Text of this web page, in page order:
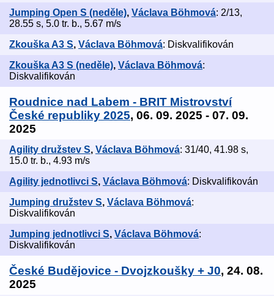
Jumping Open S (neděle), Václava Böhmová: 2/13,
28.55 s, 5.0 tr. b., 5.67 m/s
Zkouška A3 S, Václava Böhmová: Diskvalifikován
Zkouška A3 S (neděle), Václava Böhmová:
Diskvalifikován
Roudnice nad Labem - BRIT Mistrovství
České republiky 2025, 06. 09. 2025 - 07. 09.
2025
Agility družstev S, Václava Böhmová: 31/40, 41.98 s,
15.0 tr. b., 4.93 m/s
Agility jednotlivci S, Václava Böhmová: Diskvalifikován
Jumping družstev S, Václava Böhmová:
Diskvalifikován
Jumping jednotlivci S, Václava Böhmová:
Diskvalifikován
České Budějovice - Dvojzkoušky + J0, 24. 08.
2025